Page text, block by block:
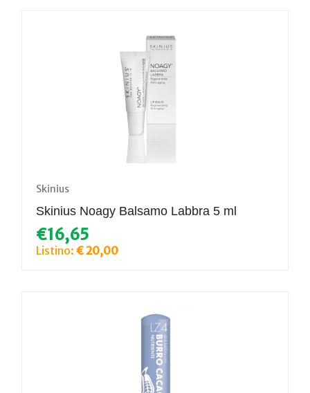
Skinius
Skinius Noagy Balsamo Labbra 5 ml
€16,65
Listino: € 20,00